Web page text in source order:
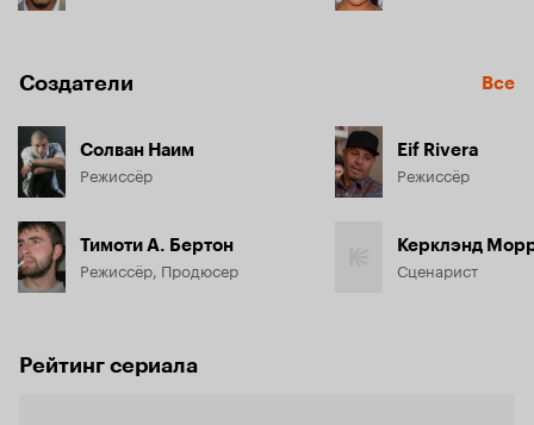
Создатели Все
Солван Наим
Режиссёр
Тимоти А. Бертон
Режиссёр, Продюсер
Eif Rivera
Режиссёр
Керклэнд
Сценарист
Рейтинг сериала